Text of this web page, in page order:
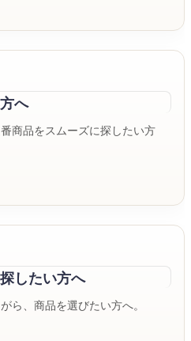
へ
商品をスムーズに探したい方
したい方へ
ら、商品を選びたい方へ。